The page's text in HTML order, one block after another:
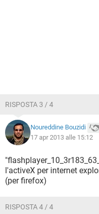
RISPOSTA 3 / 4
Noureddine Bouzidi
17 apr 2013 alle 15:12
l'activeX per internet
(per firefox)
RISPOSTA 4 / 4